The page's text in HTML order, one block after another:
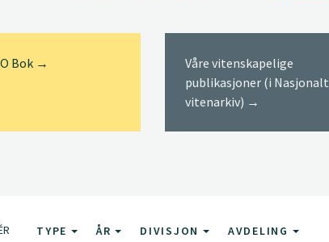
Bok →
Våre vitenskapelige
publikasjoner (i Nasjonalt
vitenarkiv) →
TYPE ÅR DIVISJON AVDELING